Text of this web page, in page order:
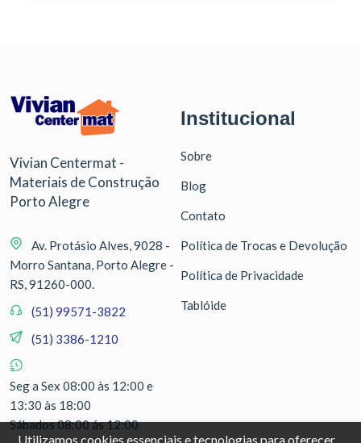
Vivian Centermat -
Materiais de Construção
Porto Alegre
Av. Protásio Alves, 9028 -
Morro Santana, Porto Alegre -
RS, 91260-000.
(51) 99571-3822
(51) 3386-1210
Seg a Sex 08:00 às 12:00 e
13:30 às 18:00
Sábados 08:00 ás 12:00
Institucional
Sobre
Blog
Contato
Política de Trocas e Devolução
Política de Privacidade
Tablóide
Utilizamos cookies essenciais e tecnologias para oferecer